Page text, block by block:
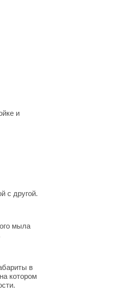
и
с другой.
мыла
в
котором